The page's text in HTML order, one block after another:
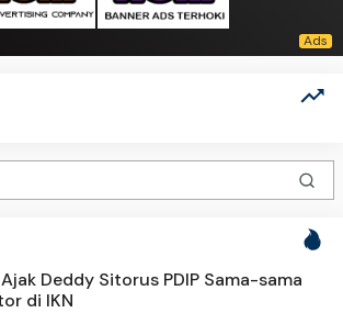
Deddy Sitorus PDIP Sama-sama
di IKN